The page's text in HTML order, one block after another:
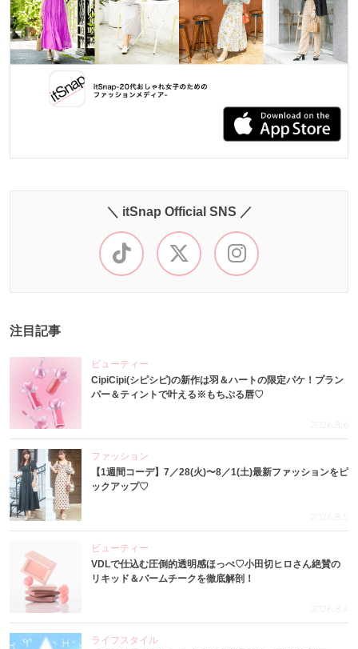
＼ itSnap Official SNS ／
注目記事
ビューティー
CipiCipi(シピシピ)の新作は羽＆ハートの限定パケ！プラン
パー＆ティントで叶える※もちぷる唇♡
2026.8.6
ファッション
【1週間コーデ】7／28(火)〜8／1(土)最新ファッションをピ
ックアップ♡
2026.8.5
ビューティー
VDLで仕込む圧倒的透明感ほっぺ♡小田切ヒロさん絶賛の
リキッド＆バームチークを徹底解剖！
2026.8.4
ライフスタイル